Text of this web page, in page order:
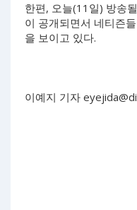
한편, 오늘(11일) 방송
이 공개되면서 네티즌
을 보이고 있다.
이예지 기자